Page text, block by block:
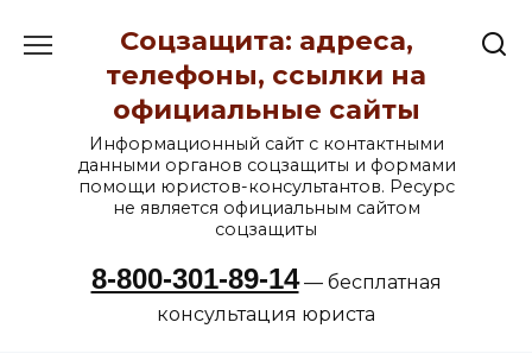
содержанию
Соцзащита: адреса,
телефоны, ссылки на
официальные сайты
Информационный сайт с контактными
данными органов соцзащиты и формами
помощи юристов-консультантов. Ресурс
не является официальным сайтом
соцзащиты
8-800-301-89-14— бесплатная
консультация юриста